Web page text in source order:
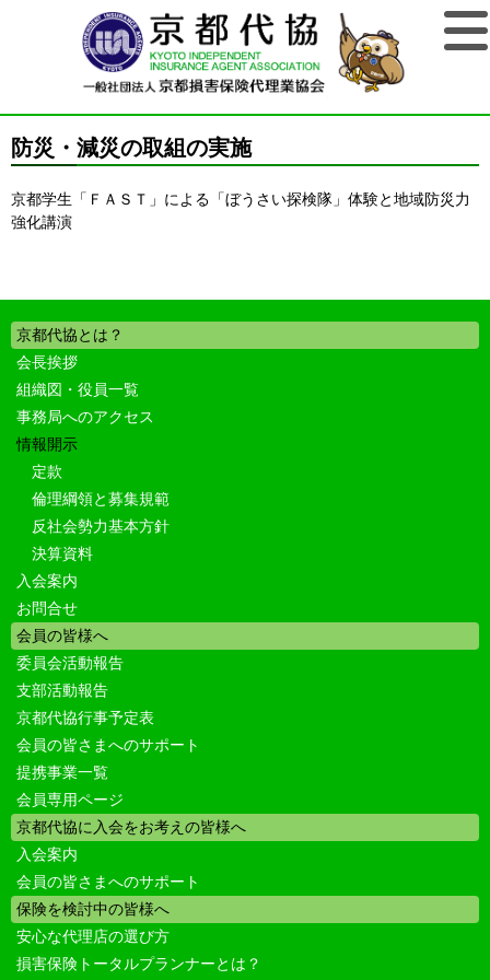
防災・減災の取組の実施
京都学生「ＦＡＳＴ」による「ぼうさい探検隊」体験と地域防災力
強化講演
京都代協とは？
会長挨拶
組織図・役員一覧
事務局へのアクセス
情報開示
定款
倫理綱領と募集規範
反社会勢力基本方針
決算資料
入会案内
お問合せ
会員の皆様へ
委員会活動報告
支部活動報告
京都代協行事予定表
会員の皆さまへのサポート
提携事業一覧
会員専用ページ
京都代協に入会をお考えの皆様へ
入会案内
会員の皆さまへのサポート
保険を検討中の皆様へ
安心な代理店の選び方
損害保険トータルプランナーとは？